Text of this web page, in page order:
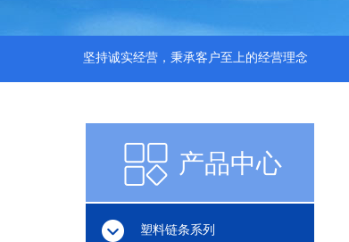
坚持诚实经营，秉承客户至上的经营理念
产品中心
产品中心
塑料链条系列